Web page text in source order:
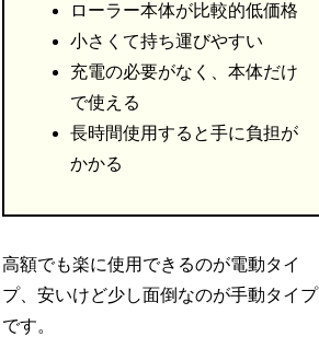
ローラー本体が比較的低価格
小さくて持ち運びやすい
充電の必要がなく、本体だけ
で使える
長時間使用すると手に負担が
かかる
高額でも楽に使用できるのが電動タイ
プ、安いけど少し面倒なのが手動タイプ
です。